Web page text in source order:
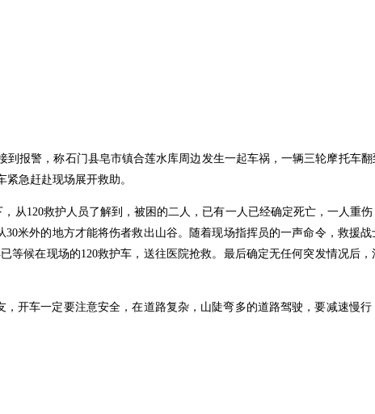
报警，称石门县皂市镇合莲水库周边发生一起车祸，一辆三轮摩托车
急赶赴现场展开救助。
120救护人员了解到，被困的二人，已有一人已经确定死亡，一人重
米外的地方才能将伤者救出山谷。随着现场指挥员的一声命令，救援
候在现场的120救护车，送往医院抢救。最后确定无任何突发情况后
开车一定要注意安全，在道路复杂，山陡弯多的道路驾驶，要减速慢